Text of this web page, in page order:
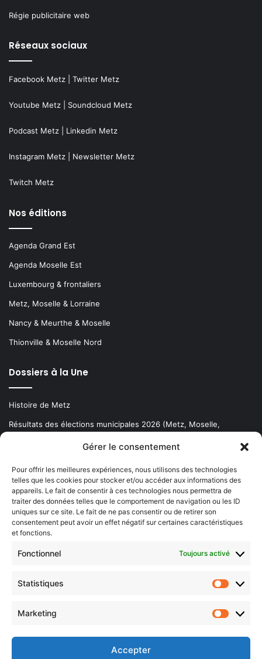
Gérer le consentement
Pour offrir les meilleures expériences, nous utilisons des technologies
telles que les cookies pour stocker et/ou accéder aux informations des
appareils. Le fait de consentir à ces technologies nous permettra de
traiter des données telles que le comportement de navigation ou les ID
uniques sur ce site. Le fait de ne pas consentir ou de retirer son
consentement peut avoir un effet négatif sur certaines caractéristiques
et fonctions.
Fonctionnel Toujours activé
Statistiques
Marketing
Accepter
Régie publicitaire web
Réseaux sociaux
Facebook Metz Twitter Metz
Youtube Metz Soundcloud Metz
Podcast Metz Linkedin Metz
Instagram Metz Newsletter Metz
Twitch Metz
Nos éditions
Agenda Grand Est
Agenda Moselle Est
Luxembourg & frontaliers
Metz, Moselle & Lorraine
Nancy & Meurthe & Moselle
Thionville & Moselle Nord
Dossiers à la Une
Histoire de Metz
Résultats des élections municipales 2026 (Metz, Moselle,
Newsletter gratuite
Choisissez : matin, soir ou hebdo ?
votre